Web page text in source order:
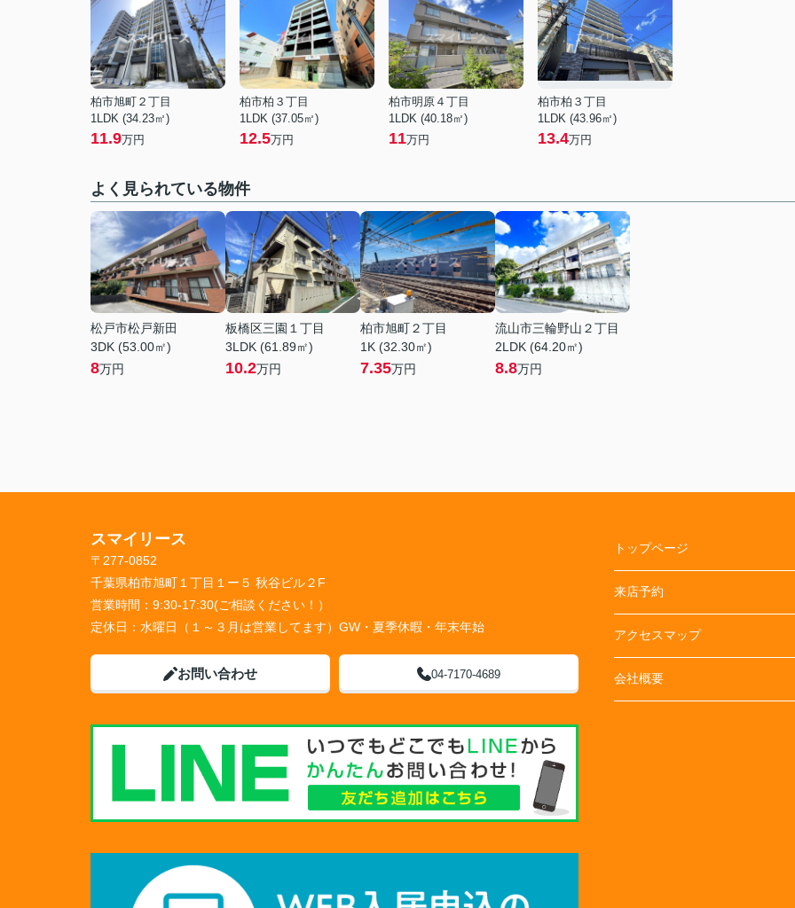
柏市旭町２丁目
1LDK (34.23㎡)
11.9万円
柏市柏３丁目
1LDK (37.05㎡)
12.5万円
柏市明原４丁目
1LDK (40.18㎡)
11万円
柏市柏３丁目
1LDK (43.96㎡)
13.4万円
よく見られている物件
松戸市松戸新田
3DK (53.00㎡)
8万円
板橋区三園１丁目
3LDK (61.89㎡)
10.2万円
柏市旭町２丁目
1K (32.30㎡)
7.35万円
流山市三輪野山２丁目
2LDK (64.20㎡)
8.8万円
スマイリース
〒277-0852
千葉県柏市旭町１丁目１ー５ 秋谷ビル２F
営業時間： 9:30-17:30(ご相談ください！）
定休日： 水曜日（１～３月は営業してます）GW・夏季休暇・年末年始
お問い合わせ 04-7170-4689
トップページ
来店予約
アクセスマップ
会社概要